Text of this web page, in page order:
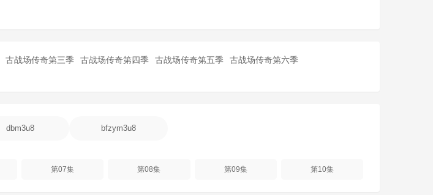
古战场传奇第三季 古战场传奇第四季 古战场传奇第五季
古战场传奇第六季
dbm3u8 bfzym3u8
第07集 第08集 第09集 第10集